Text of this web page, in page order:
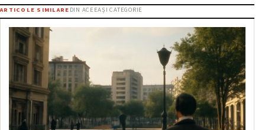
ARTICOLE SIMILARE DIN ACEEAȘI CATEGORIE